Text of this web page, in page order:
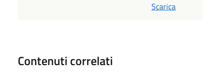
Scarica
Contenuti correlati